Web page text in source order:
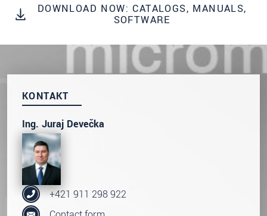
DOWNLOAD NOW: CATALOGS, MANUALS,
SOFTWARE
KONTAKT
Ing. Juraj Devečka
+421 911 298 922
ODOSLAŤ SPRÁVU